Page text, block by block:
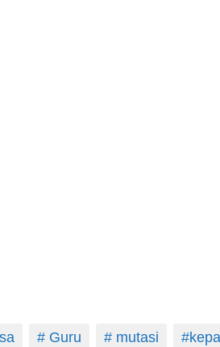
# Guru # mutasi